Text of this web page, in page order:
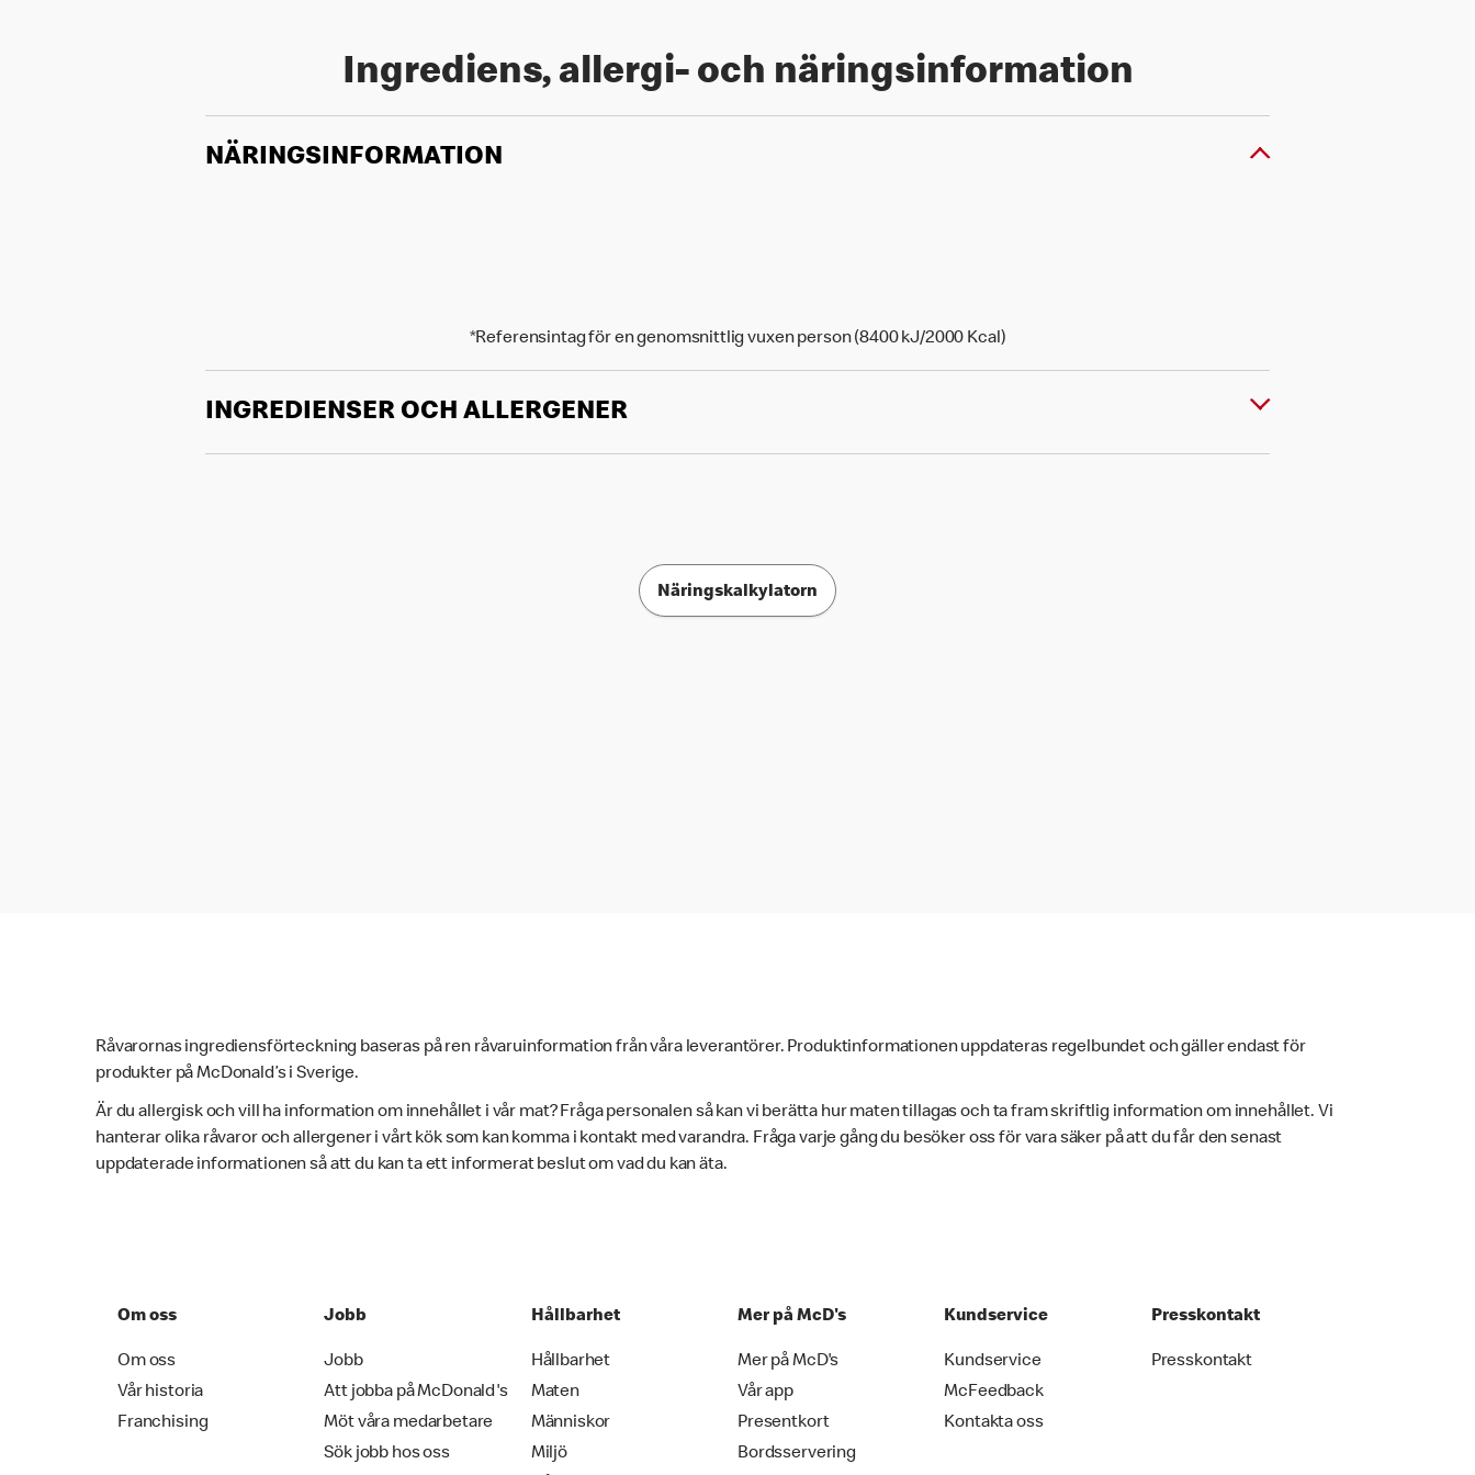
Ingrediens, allergi- och näringsinformation
NÄRINGSINFORMATION
*Referensintag för en genomsnittlig vuxen person (8400 kJ/2000 Kcal)
INGREDIENSER OCH ALLERGENER
Näringskalkylatorn
Råvarornas ingrediensförteckning baseras på ren råvaruinformation från våra leverantörer. Produktinformationen uppdateras regelbundet och gäller endast för
produkter på McDonald’s i Sverige.
Är du allergisk och vill ha information om innehållet i vår mat? Fråga personalen så kan vi berätta hur maten tillagas och ta fram skriftlig information om innehållet. Vi
hanterar olika råvaror och allergener i vårt kök som kan komma i kontakt med varandra. Fråga varje gång du besöker oss för vara säker på att du får den senast
uppdaterade informationen så att du kan ta ett informerat beslut om vad du kan äta.
Om oss
Om oss
Vår historia
Franchising
Jobb
Jobb
Att jobba på McDonald's
Möt våra medarbetare
Sök jobb hos oss
Hållbarhet
Hållbarhet
Maten
Människor
Miljö
Mer på McD's
Mer på McD's
Vår app
Presentkort
Bordsservering
Kundservice
Kundservice
McFeedback
Kontakta oss
Presskontakt
Presskontakt